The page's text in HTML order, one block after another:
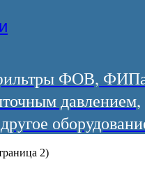
ФОВ,
давлением,
2)